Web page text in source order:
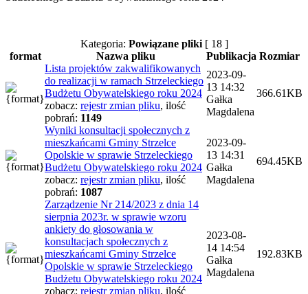
Kategoria: Powiązane pliki[ 18 ]
format
Nazwa pliku Publikacja Rozmiar
Lista projektów zakwalifikowanych
do realizacji w ramach Strzeleckiego
Budżetu Obywatelskiego roku 2024
zobacz: rejestr zmian pliku, ilość
pobrań: 1149
2023-09-
13 14:32
Gałka
Magdalena
366.61KB
Wyniki konsultacji społecznych z
mieszkańcami Gminy Strzelce
Opolskie w sprawie Strzeleckiego
Budżetu Obywatelskiego roku 2024
zobacz: rejestr zmian pliku, ilość
pobrań: 1087
2023-09-
13 14:31
Gałka
Magdalena
694.45KB
Zarządzenie Nr 214/2023 z dnia 14
sierpnia 2023r. w sprawie wzoru
ankiety do głosowania w
konsultacjach społecznych z
mieszkańcami Gminy Strzelce
Opolskie w sprawie Strzeleckiego
Budżetu Obywatelskiego roku 2024
zobacz: rejestr zmian pliku, ilość
2023-08-
14 14:54
Gałka
Magdalena
192.83KB